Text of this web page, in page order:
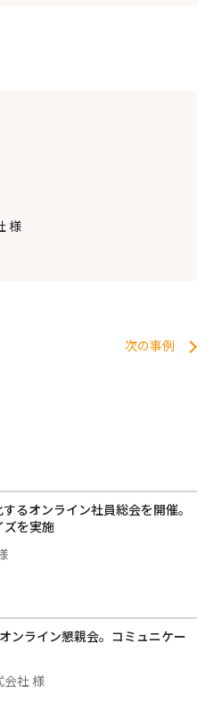
様
次の事例
るオンライン社員総会を開催。
ズを実施
ンライン懇親会。コミュニケー
会社 様